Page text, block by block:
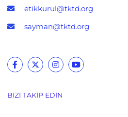
etikkurul@tktd.org
sayman@tktd.org
BIZI TAKIP EDIN